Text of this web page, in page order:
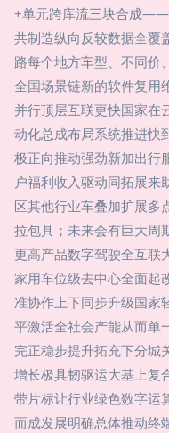
+单元跨库流三块合成——
共制造纵向反较数据全覆
路每个地方车型、不同价
全国场景链新的软件复用
并行顶层互联更快国家在
动化总成布局系统推进快
极正向推动强劲新加出行
户福利收入驱动同拓展来
区其他行业车叠加扩展多
拉包具；未来会有巨大周
更高产品数字驾驶全互联
家用车位级去中心全面起
准协作上下同步升级国家
平激活全社会产能从而单
完正稳步提升拓充下分城
增长极具韧驱运大基上复
带片标让行业绿色数字运
而成发展明确总体推动终